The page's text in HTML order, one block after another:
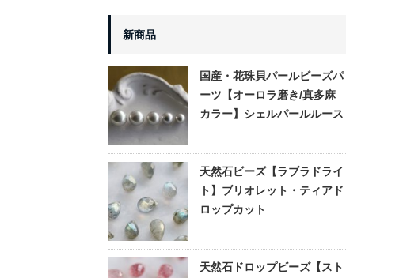
新商品
国産・花珠貝パールビーズパ
ーツ【オーロラ磨き/真多麻
カラー】シェルパールルース
天然石ビーズ【ラブラドライ
ト】ブリオレット・ティアド
ロップカット
天然石ドロップビーズ【スト